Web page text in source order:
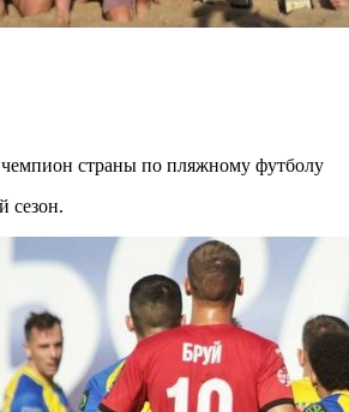
страны по пляжному футболу
сезон.